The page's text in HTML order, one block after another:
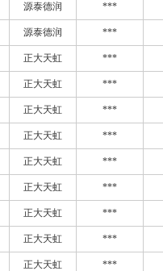
源泰德润 ***
源泰德润 ***
正大天虹 ***
正大天虹 ***
正大天虹 ***
正大天虹 ***
正大天虹 ***
正大天虹 ***
正大天虹 ***
正大天虹 ***
正大天虹 ***